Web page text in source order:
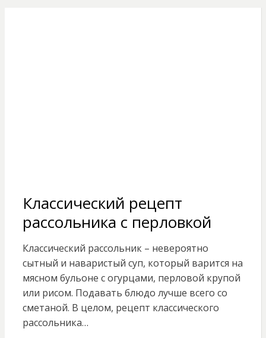
Классический рецепт
рассольника с перловкой
Классический рассольник – невероятно
сытный и наваристый суп, который варится на
мясном бульоне с огурцами, перловой крупой
или рисом. Подавать блюдо лучше всего со
сметаной. В целом, рецепт классического
рассольника…